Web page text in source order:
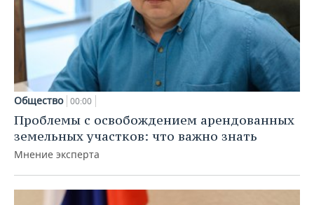
Общество 00:00
Проблемы с освобождением арендованных
земельных участков: что важно знать
Мнение эксперта